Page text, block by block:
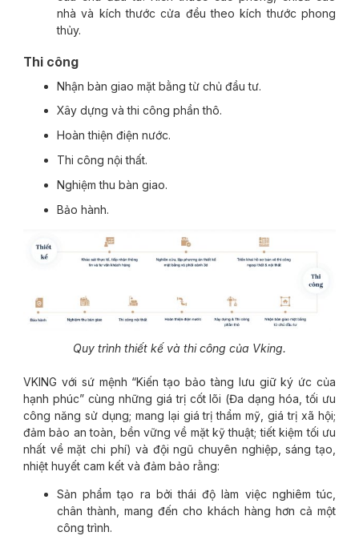
nhà và kích thước cửa đều theo kích thước phong
thủy.
Thi công
Nhận bàn giao mặt bằng từ chủ đầu tư.
Xây dựng và thi công phần thô.
Hoàn thiện điện nước.
Thi công nội thất.
Nghiệm thu bàn giao.
Bảo hành.
Quy trình thiết kế và thi công của Vking.
VKING với sứ mệnh “Kiến tạo bảo tàng lưu giữ ký ức của
hạnh phúc” cùng những giá trị cốt lõi (Đa dạng hóa, tối ưu
công năng sử dụng; mang lại giá trị thẩm mỹ, giá trị xã hội;
đảm bảo an toàn, bền vững về mặt kỹ thuật; tiết kiệm tối ưu
nhất về mặt chi phí) và đội ngũ chuyên nghiệp, sáng tạo,
nhiệt huyết cam kết và đảm bảo rằng:
Sản phẩm tạo ra bởi thái độ làm việc nghiêm túc,
chân thành, mang đến cho khách hàng hơn cả một
công trình.